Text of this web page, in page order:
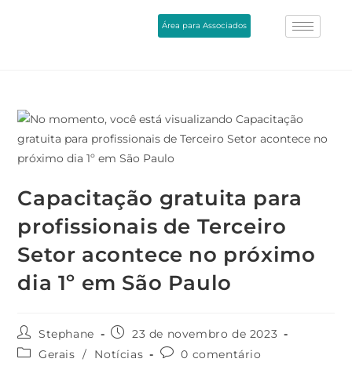
Área para Associados
Capacitação gratuita para
profissionais de Terceiro
Setor acontece no próximo
dia 1º em São Paulo
Stephane
23 de novembro de 2023
Gerais / Notícias 0 comentário